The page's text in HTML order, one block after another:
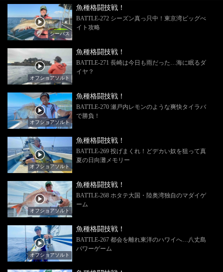
シーバス
魚種格闘技戦！
BATTLE-272 シーズン真っ只中！東京湾ビッグべ
イト攻略
オフショアソルト
魚種格闘技戦！
BATTLE-271 長崎は今日も雨だった…海に眠るダ
イヤ？
オフショアソルト
魚種格闘技戦！
BATTLE-270 瀬戸内レモンのような爽快タイラバ
で勝負！
オフショアソルト
魚種格闘技戦！
BATTLE-269 投げまくれ！どデカい奴を狙って真
夏の日向灘メモリー
オフショアソルト
魚種格闘技戦！
BATTLE-268 ホタテ大国・陸奥湾独自のマダイゲ
ーム
オフショアソルト
魚種格闘技戦！
BATTLE-267 都会を離れ東洋のハワイへ…八丈島
パワーゲーム